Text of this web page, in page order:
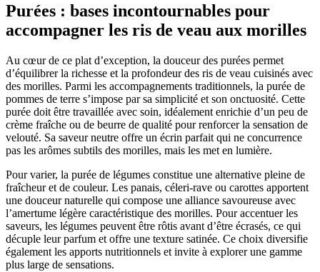
Purées : bases incontournables pour
accompagner les ris de veau aux morilles
Au cœur de ce plat d’exception, la douceur des purées permet
d’équilibrer la richesse et la profondeur des ris de veau cuisinés avec
des morilles. Parmi les accompagnements traditionnels, la purée de
pommes de terre s’impose par sa simplicité et son onctuosité. Cette
purée doit être travaillée avec soin, idéalement enrichie d’un peu de
crème fraîche ou de beurre de qualité pour renforcer la sensation de
velouté. Sa saveur neutre offre un écrin parfait qui ne concurrence
pas les arômes subtils des morilles, mais les met en lumière.
Pour varier, la purée de légumes constitue une alternative pleine de
fraîcheur et de couleur. Les panais, céleri-rave ou carottes apportent
une douceur naturelle qui compose une alliance savoureuse avec
l’amertume légère caractéristique des morilles. Pour accentuer les
saveurs, les légumes peuvent être rôtis avant d’être écrasés, ce qui
décuple leur parfum et offre une texture satinée. Ce choix diversifie
également les apports nutritionnels et invite à explorer une gamme
plus large de sensations.